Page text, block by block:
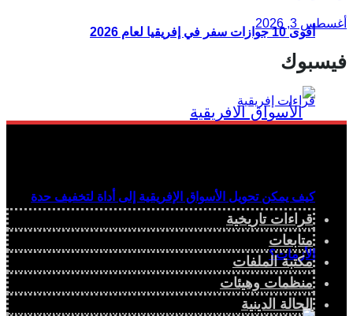
أقوى 10 جوازات سفر في إفريقيا لعام 2026
كيف يمكن تحويل الأسواق الإفريقية إلى أداة لتخفيف حدة
الأزمات؟
أغسطس 3, 2026
فيسبوك
قراءات تاريخية
متابعات
مكتبة الملفات
منظمات وهيئات
الحالة الدينية